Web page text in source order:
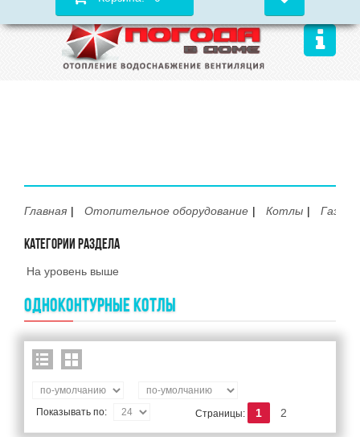
Главная Отопительное оборудование Котлы
КАТЕГОРИИ РАЗДЕЛА
На уровень выше
ОДНОКОНТУРНЫЕ КОТЛЫ
Показывать по: Страницы: 1 2